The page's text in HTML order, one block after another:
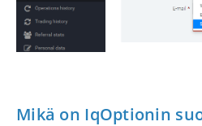
Mikä on IqOptionin